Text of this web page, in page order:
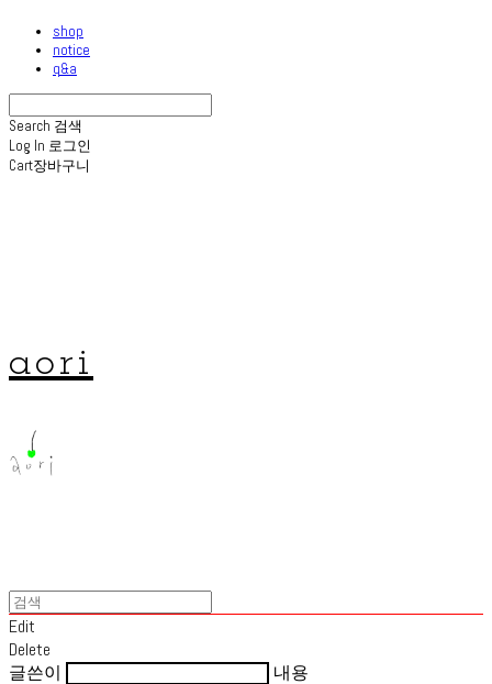
shop
notice
q&a
Search 검색
Log In 로그인
Cart장바구니
aori
Edit
Delete
글쓴이
내용